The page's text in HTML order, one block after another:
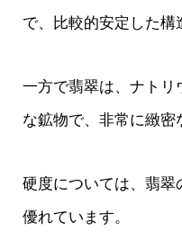
で、比較的安定した構
一方で翡翠は、ナト
な鉱物で、非常に緻密
硬度については、翡翠
優れています。